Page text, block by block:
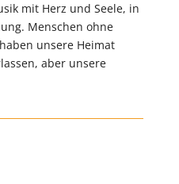
mit Herz und Seele, in
Menschen ohne
unsere Heimat
aber unsere